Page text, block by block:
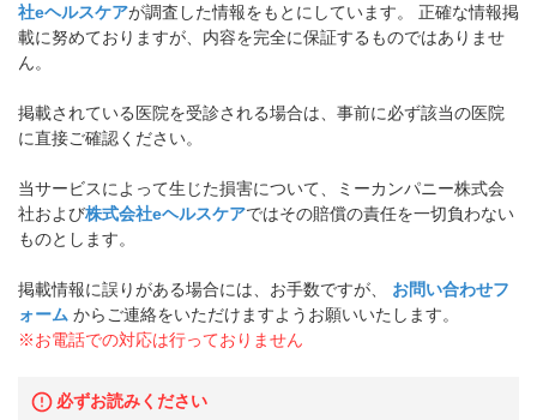
社eヘルスケアが調査した情報をもとにしています。 正確な情報掲
載に努めておりますが、内容を完全に保証するものではありませ
ん。
掲載されている医院を受診される場合は、事前に必ず該当の医院
に直接ご確認ください。
当サービスによって生じた損害について、ミーカンパニー株式会
社および株式会社eヘルスケアではその賠償の責任を一切負わない
ものとします。
掲載情報に誤りがある場合には、お手数ですが、
お問い合わせフ
ォーム からご連絡をいただけますようお願いいたします。
※お電話での対応は行っておりません
必ずお読みください